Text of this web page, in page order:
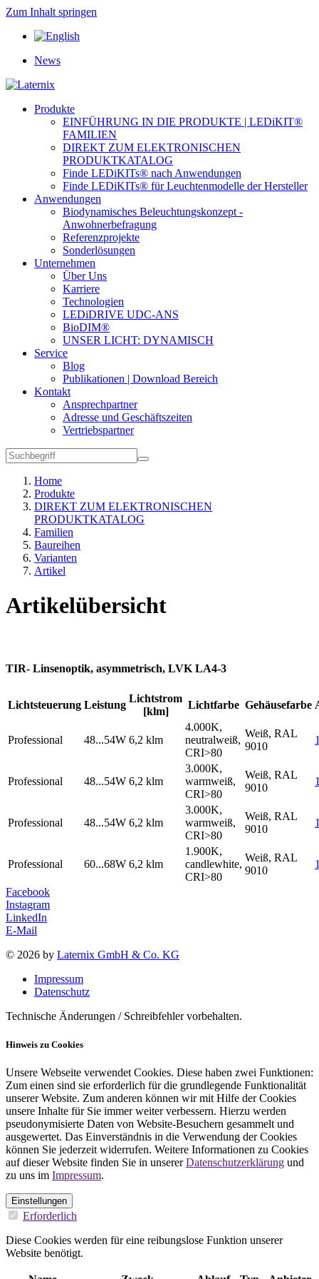
Zum Inhalt springen
News
Produkte
EINFÜHRUNG IN DIE PRODUKTE | LEDiKIT®
FAMILIEN
DIREKT ZUM ELEKTRONISCHEN
PRODUKTKATALOG
Finde LEDiKITs® nach Anwendungen
Finde LEDiKITs® für Leuchtenmodelle der Hersteller
Anwendungen
Biodynamisches Beleuchtungskonzept -
Anwohnerbefragung
Referenzprojekte
Sonderlösungen
Unternehmen
Über Uns
Karriere
Technologien
LEDiDRIVE UDC-ANS
BioDIM®
UNSER LICHT: DYNAMISCH
Service
Blog
Publikationen | Download Bereich
Kontakt
Ansprechpartner
Adresse und Geschäftszeiten
Vertriebspartner
Home
Produkte
DIREKT ZUM ELEKTRONISCHEN
PRODUKTKATALOG
Familien
Baureihen
Varianten
Artikel
Artikelübersicht
TIR- Linsenoptik, asymmetrisch, LVK LA4-3
Lichtsteuerung Leistung
Lichtstrom
[klm]
Lichtfarbe Gehäusefarbe
Professional 48...54W 6,2 klm
4.000K,
neutralweiß,
CRI>80
Weiß, RAL
9010
Professional 48...54W 6,2 klm
3.000K,
warmweiß,
CRI>80
Weiß, RAL
9010
Professional 48...54W 6,2 klm
3.000K,
warmweiß,
CRI>80
Weiß, RAL
9010
Professional 60...68W 6,2 klm
1.900K,
candlewhite,
CRI>80
Weiß, RAL
9010
Facebook
Instagram
LinkedIn
E-Mail
© 2026 by Laternix GmbH & Co. KG
Impressum
Datenschutz
Technische Änderungen / Schreibfehler vorbehalten.
Hinweis zu Cookies
Unsere Webseite verwendet Cookies. Diese haben zwei Funktionen:
Zum einen sind sie erforderlich für die grundlegende Funktionalität
unserer Website. Zum anderen können wir mit Hilfe der Cookies
unsere Inhalte für Sie immer weiter verbessern. Hierzu werden
pseudonymisierte Daten von Website-Besuchern gesammelt und
ausgewertet. Das Einverständnis in die Verwendung der Cookies
können Sie jederzeit widerrufen. Weitere Informationen zu Cookies
auf dieser Website finden Sie in unsererDatenschutzerklärung und
zu uns im Impressum.
Einstellungen
Erforderlich
Diese Cookies werden für eine reibungslose Funktion unserer
Website benötigt.